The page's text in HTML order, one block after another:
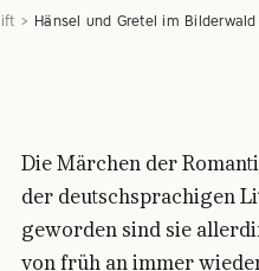
Hänsel und Gretel im
Die Märchen der
der deutschsprachigen
geworden sind sie
von früh an immer